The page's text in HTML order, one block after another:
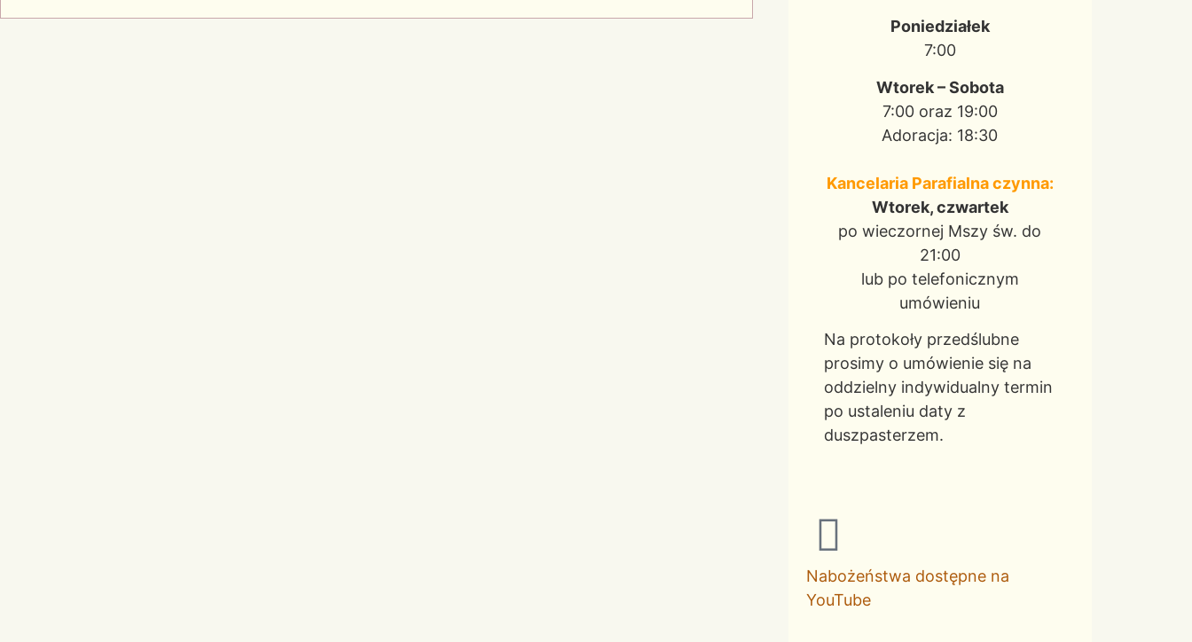
Poniedziałek
7:00
Wtorek – Sobota
7:00 oraz 19:00
Adoracja: 18:30
Kancelaria Parafialna czynna:
Wtorek, czwartek
po wieczornej Mszy św. do
21:00
lub po telefonicznym
umówieniu
Na protokoły przedślubne
prosimy o umówienie się na
oddzielny indywidualny termin
po ustaleniu daty z
duszpasterzem.
Nabożeństwa dostępne na
YouTube